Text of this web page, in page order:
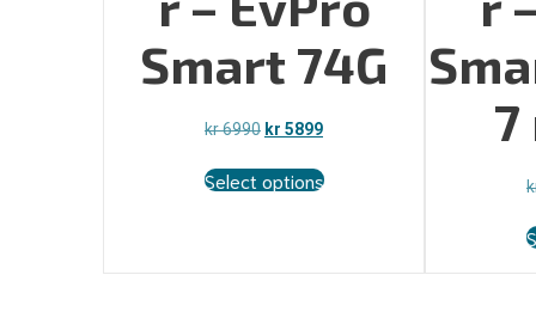
Smart 74G
kr6990 Opprinnelig
var:
kr 5899Nåværende
er:
Select options